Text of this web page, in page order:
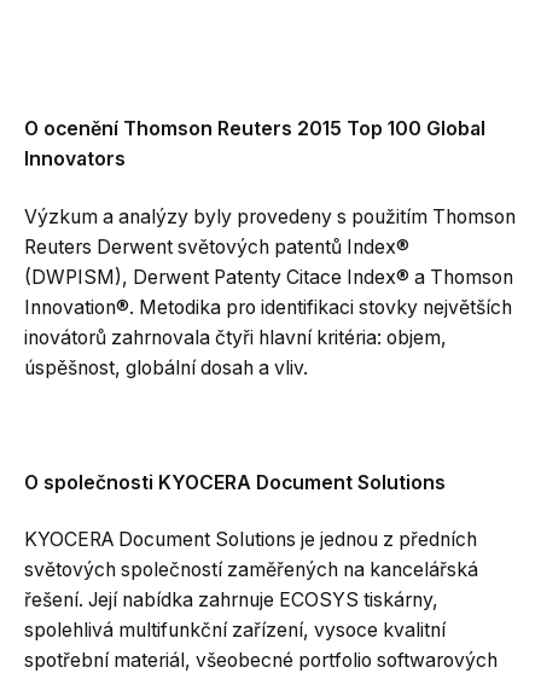
O ocenění Thomson Reuters 2015 Top 100 Global
Innovators
Výzkum a analýzy byly provedeny s použitím Thomson
Reuters Derwent světových patentů Index®
(DWPISM), Derwent Patenty Citace Index® a Thomson
Innovation®. Metodika pro identifikaci stovky největších
inovátorů zahrnovala čtyři hlavní kritéria: objem,
úspěšnost, globální dosah a vliv.
O společnosti KYOCERA Document Solutions
KYOCERA Document Solutions je jednou z předních
světových společností zaměřených na kancelářská
řešení. Její nabídka zahrnuje ECOSYS tiskárny,
spolehlivá multifunkční zařízení, vysoce kvalitní
spotřební materiál, všeobecné portfolio softwarových